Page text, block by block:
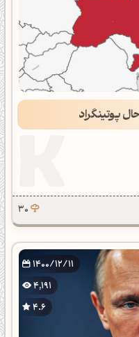
پوتینگراد
30
1400/12/11
4,191
4.6